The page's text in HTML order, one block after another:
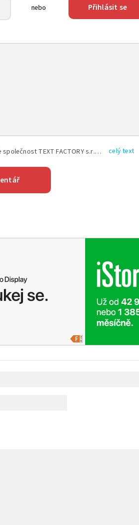
nebo Přihlásit se
Vyplněním shora uvedených údajů beru na vědomí, že společnost TEXT FACTORY s.r.o., sídlem Brno, Durďákova 336/29, Černá Pole, PSČ: 613 00, IČ: 06157831, zapsané u Krajského soudu v Brně, oddíl C, vložka 100399, bude zpracovávat mé osobní údaje uvedené v rámci mnou vyplněného registračního formuláře na základě oprávněných zájmů TEXT FACTORY s.r.o. dle čl. 6 odst. 1 písm. f) GDPR a pro splnění právních povinností (čl. 6 odst. 1 písm. c) GDPR), a to pro tyto účely: nezbytnost zajistit oprávnění návštěvníka webových stránek provozovaných společností TEXT FACTORY s.r.o. přispívat aktivně ke zveřejněným článkům nebo v rámci diskusních fór a výkon práv TEXT FACTORY s.r.o. jako administrátora těchto diskusních fór. Více informací o zpracování osobních údajů a právech lze nalézt v celý text